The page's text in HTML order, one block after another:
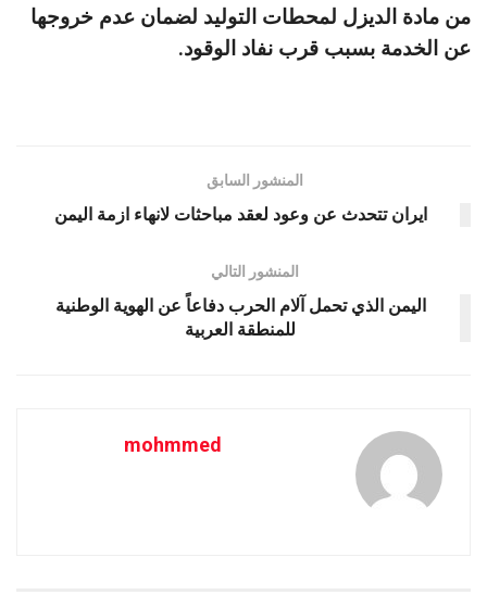
من مادة الديزل لمحطات التوليد لضمان عدم خروجها
عن الخدمة بسبب قرب نفاد الوقود.
المنشور السابق
ايران تتحدث عن وعود لعقد مباحثات لانهاء ازمة اليمن
المنشور التالي
اليمن الذي تحمل آلام الحرب دفاعاً عن الهوية الوطنية
للمنطقة العربية
mohmmed